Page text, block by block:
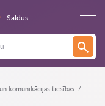
Saldus
komunikācijas tiesības